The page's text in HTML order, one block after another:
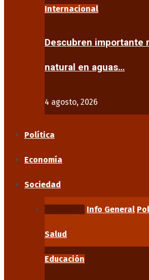
Internacional
Descubren importante
natural en aguas…
4 agosto, 2026
Política
Economía
Sociedad
Info General
Salud
Educación